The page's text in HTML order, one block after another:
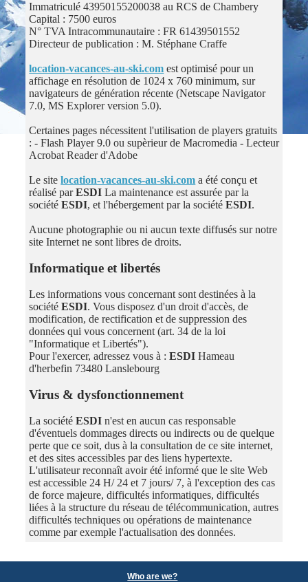
Immatriculé 43950155200038 au RCS de Chambery
Capital : 7500 euros
N° TVA Intracommunautaire : FR 61439501552
Directeur de publication : M. Stéphane Craffe
location-vacances-au-ski.com est optimisé pour un
affichage en résolution de 1024 x 760 minimum, sur
navigateurs de génération récente (Netscape Navigator
7.0, MS Explorer version 5.0).
Certaines pages nécessitent l'utilisation de players gratuits
: - Flash Player 9.0 ou supèrieur de Macromedia - Lecteur
Acrobat Reader d'Adobe
Le sitelocation-vacances-au-ski.com a été conçu et
réalisé parESDI La maintenance est assurée par la
sociétéESDI, et l'hébergement par la sociétéESDI.
Aucune photographie ou ni aucun texte diffusés sur notre
site Internet ne sont libres de droits.
Informatique et libertés
Les informations vous concernant sont destinées à la
sociétéESDI. Vous disposez d'un droit d'accès, de
modification, de rectification et de suppression des
données qui vous concernent (art. 34 de la loi
"Informatique et Libertés").
Pour l'exercer, adressez vous à :ESDI Hameau
d'herbefin 73480 Lanslebourg
Virus & dysfonctionnement
La sociétéESDI n'est en aucun cas responsable
d'éventuels dommages directs ou indirects ou de quelque
perte que ce soit, dus à la consultation de ce site internet,
et des sites accessibles par des liens hypertexte.
L'utilisateur reconnaît avoir été informé que le site Web
est accessible 24 H/ 24 et 7 jours/ 7, à l'exception des cas
de force majeure, difficultés informatiques, difficultés
liées à la structure du réseau de télécommunication, autres
difficultés techniques ou opérations de maintenance
comme par exemple l'actualisation des données.
Who are we?